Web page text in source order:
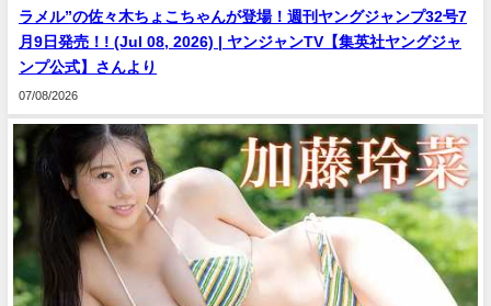
ラメル”の佐々木ちょこちゃんが登場！週刊ヤングジャンプ32号7
月9日発売！! (Jul 08, 2026) | ヤンジャンTV【集英社ヤングジャ
ンプ公式】さんより
07/08/2026